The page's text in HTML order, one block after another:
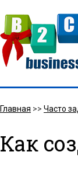
Главная >> Часто
Как